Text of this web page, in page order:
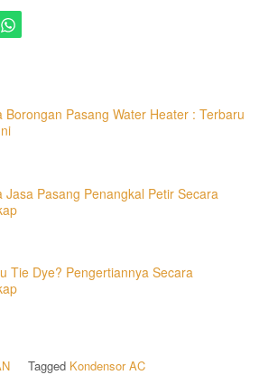
Borongan Pasang Water Heater : Terbaru
Jasa Pasang Penangkal Petir Secara
Tie Dye? Pengertiannya Secara
Tagged Kondensor AC